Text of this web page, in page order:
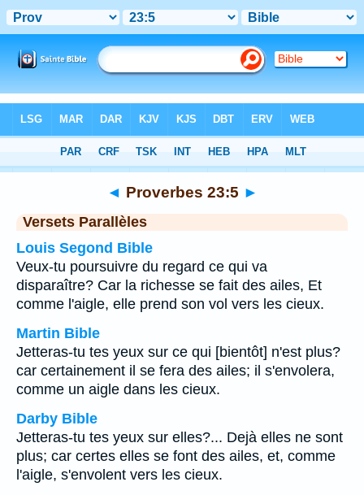
Chapitre 23 > Verset 5
◄ Proverbes 23:5 ►
Versets Parallèles
Louis Segond Bible
Veux-tu poursuivre du regard ce qui va
disparaître? Car la richesse se fait des ailes, Et
comme l'aigle, elle prend son vol vers les cieux.
Martin Bible
Jetteras-tu tes yeux sur ce qui [bientôt] n'est plus?
car certainement il se fera des ailes; il s'envolera,
comme un aigle dans les cieux.
Darby Bible
Jetteras-tu tes yeux sur elles?... Dejà elles ne sont
plus; car certes elles se font des ailes, et, comme
l'aigle, s'envolent vers les cieux.